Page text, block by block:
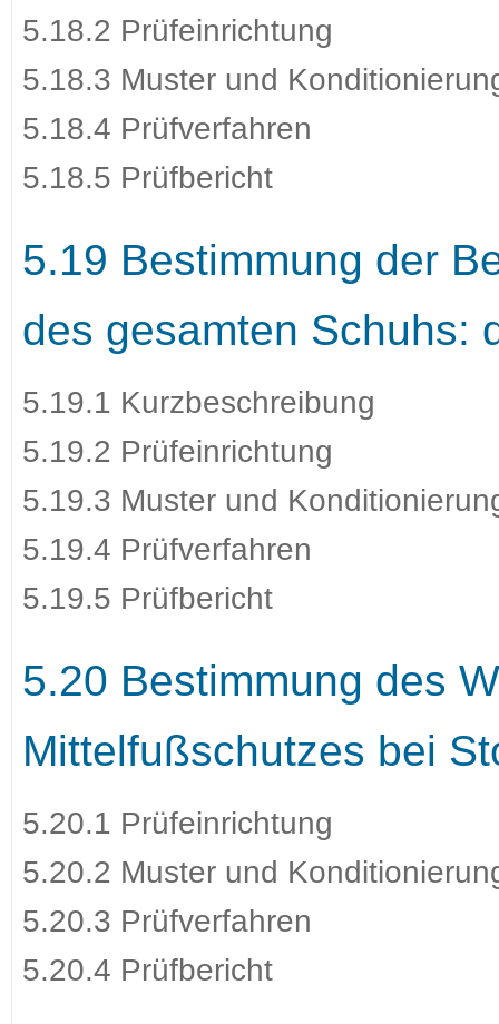
5.18.2 Prüfeinrichtung
5.18.3 Muster und
5.18.4 Prüfverfahren
5.18.5 Prüfbericht
5.19 Bestimmung der
des gesamten Schuhs:
5.19.1 Kurzbeschreibung
5.19.2 Prüfeinrichtung
5.19.3 Muster und
5.19.4 Prüfverfahren
5.19.5 Prüfbericht
5.20 Bestimmung des
Mittelfußschutzes bei
5.20.1 Prüfeinrichtung
5.20.2 Muster und
5.20.3 Prüfverfahren
5.20.4 Prüfbericht